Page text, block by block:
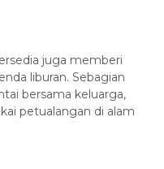
juga memberi
liburan. Sebagian
bersama keluarga,
petualangan di alam